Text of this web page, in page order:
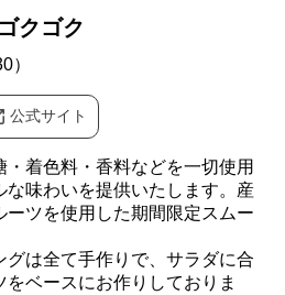
クゴク
）
公式サイト
着色料・香料などを一切使用
な味わいを提供いたします。産
ツを使用した期間限定スムー
グは全て手作りで、サラダに合
をベースにお作りしておりま